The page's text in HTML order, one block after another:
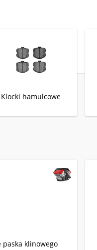
Klocki hamulcowe
paska klinowego